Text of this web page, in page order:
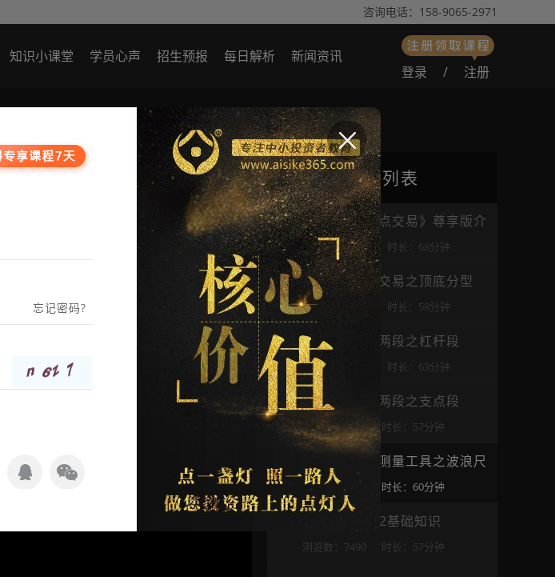
咨询电话：158-9065-2971
知识小课堂 学员心声 招生预报 每日解析
新闻资讯
登录
/ 注册
忘记密码?
最近观看：6537人
播放列表
第1讲：《三点交易》尊享版介绍
浏览数：10798 时长：68分钟
第2讲：三点交易之顶底分型
浏览数：16319 时长：58分钟
第3讲：三点两段之杠杆段
浏览数：37167 时长：63分钟
第4讲：三点两段之支点段
浏览数：5866 时长：57分钟
第5讲：力度测量工具之波浪尺
浏览数：6537 时长：60分钟
第6讲：1.382基础知识
浏览数：7490 时长：57分钟